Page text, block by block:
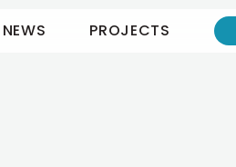
NEWS PROJECTS